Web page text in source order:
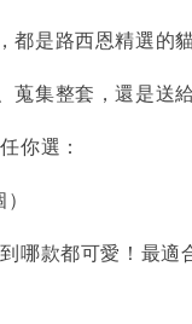
都是路西恩精選
蒐集整套，還是送
你選：
款都可愛！最適